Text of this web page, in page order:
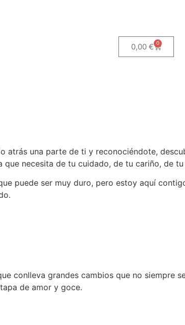
0,00 € 0
atrás una parte de ti y reconociéndote,
necesita de tu cuidado, de tu cariño, de
puede ser muy duro, pero estoy aquí
.
conlleva grandes cambios que no siempre
de amor y goce.